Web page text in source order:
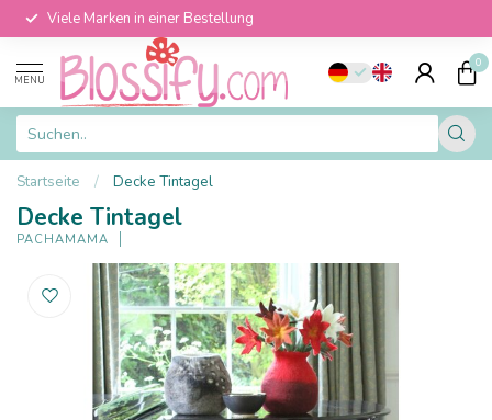
Viele Marken in einer Bestellung
MENU
0
Startseite / Decke Tintagel
Decke Tintagel
PACHAMAMA